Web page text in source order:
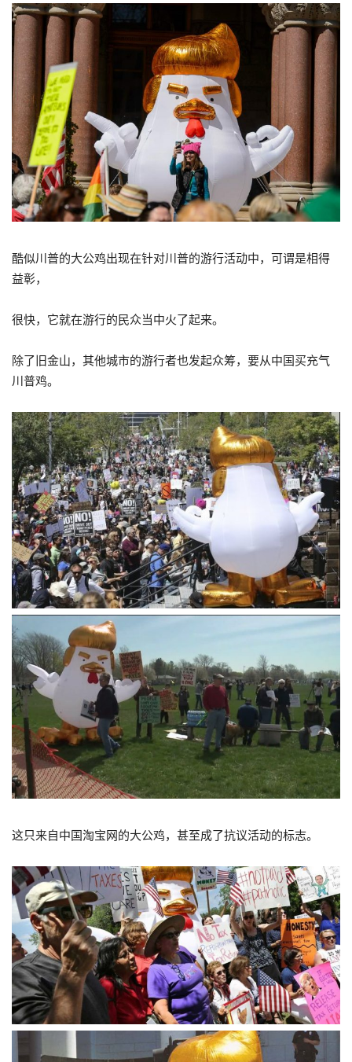
酷似川普的大公鸡出现在针对川普的游行活动中，可谓是相得
益彰，
很快，它就在游行的民众当中火了起来。
除了旧金山，其他城市的游行者也发起众筹，要从中国买充气
川普鸡。
这只来自中国淘宝网的大公鸡，甚至成了抗议活动的标志。